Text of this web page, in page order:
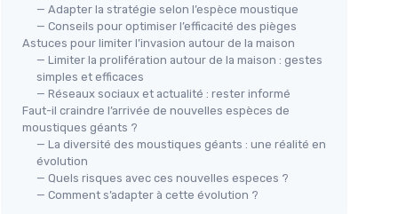
— Adapter la stratégie selon l’espèce moustique
— Conseils pour optimiser l’efficacité des pièges
Astuces pour limiter l’invasion autour de la maison
— Limiter la prolifération autour de la maison : gestes
simples et efficaces
— Réseaux sociaux et actualité : rester informé
Faut-il craindre l’arrivée de nouvelles espèces de
moustiques géants ?
— La diversité des moustiques géants : une réalité en
évolution
— Quels risques avec ces nouvelles especes ?
— Comment s’adapter à cette évolution ?